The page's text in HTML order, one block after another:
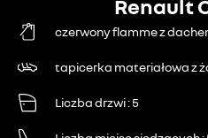
Renault
czerwony flamme z
tapicerka materiałowa z
Liczba drzwi 5